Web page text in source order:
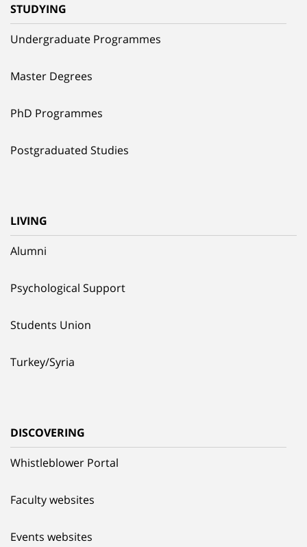
STUDYING
Undergraduate Programmes
Master Degrees
PhD Programmes
Postgraduated Studies
LIVING
Alumni
Psychological Support
Students Union
Turkey/Syria
DISCOVERING
Whistleblower Portal
Faculty websites
Events websites